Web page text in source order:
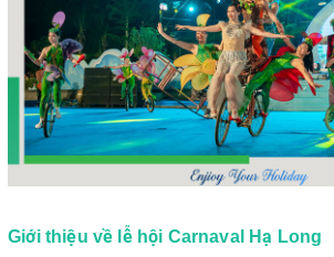
Giới thiệu về lễ hội Carnaval Hạ Long